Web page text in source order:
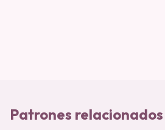
Patrones relacionados